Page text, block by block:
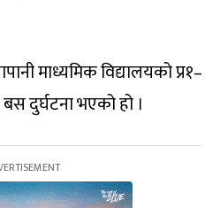
माध्यमिक विद्यालयको प्र१–
दुर्घटना भएको हो ।